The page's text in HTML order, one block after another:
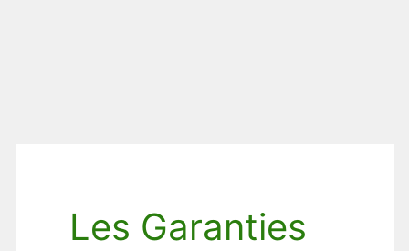
Les Garanties